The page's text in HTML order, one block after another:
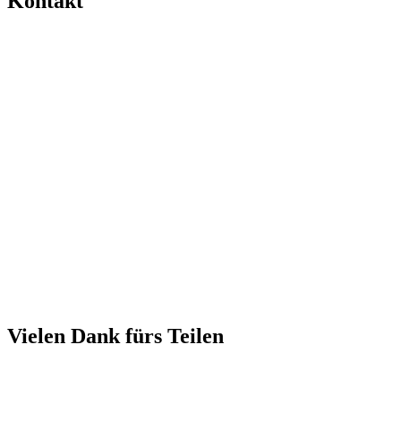
Vielen Dank fürs Teilen